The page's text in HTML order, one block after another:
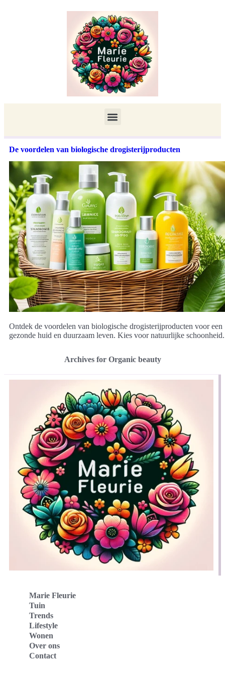
De voordelen van biologische drogisterijproducten
Ontdek de voordelen van biologische drogisterijproducten voor een
gezonde huid en duurzaam leven. Kies voor natuurlijke schoonheid.
Archives for Organic beauty
Marie Fleurie
Tuin
Trends
Lifestyle
Wonen
Over ons
Contact